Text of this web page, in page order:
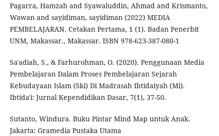
Pagarra, Hamzah and Syawaluddin, Ahmad and Krismanto,
Wawan and sayidiman, sayidiman (2022) MEDIA
PEMBELAJARAN. Cetakan Pertama, 1 (1). Badan Penerbit
UNM, Makassar., Makassar. ISBN 978-623-387-080-1
Sa'adiah, S., & Farhurohman, O. (2020). Penggunaan Media
Pembelajaran Dalam Proses Pembelajaran Sejarah
Kebudayaan Islam (Ski) Di Madrasah Ibtidaiyah (Mi).
Ibtida'i: Jurnal Kependidikan Dasar, 7(1), 37-50.
Sutanto, Windura. Buku Pintar Mind Map untuk Anak.
Jakarta: Gramedia Pustaka Utama